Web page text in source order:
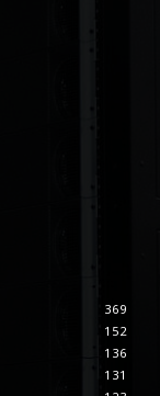
369
152
136
131